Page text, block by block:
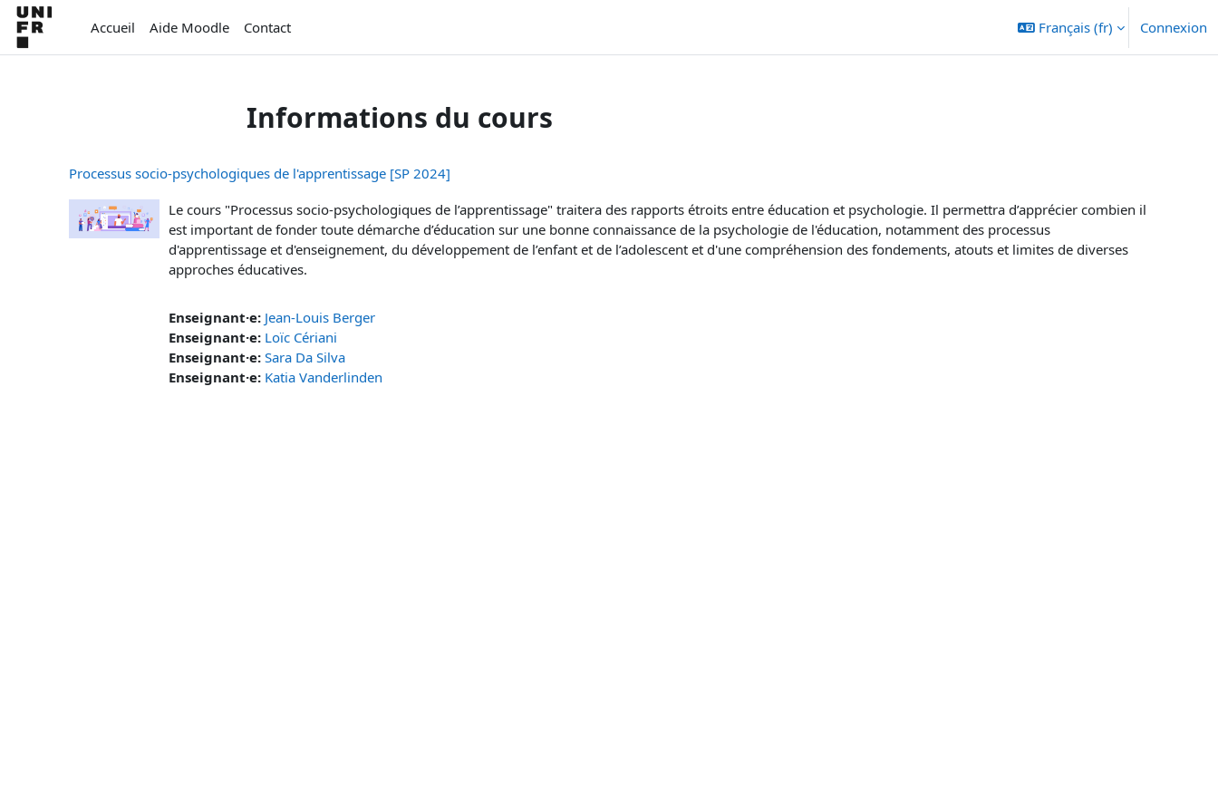
Passer au contenu principal
Accueil
Aide Moodle Contact Français ‎(fr)‎ Connexion
Informations du cours
Processus socio-psychologiques de l'apprentissage [SP 2024]
Le cours "Processus socio-psychologiques de l’apprentissage" traitera des rapports étroits entre éducation et psychologie. Il permettra d’apprécier combien il
est important de fonder toute démarche d’éducation sur une bonne connaissance de la psychologie de l'éducation, notamment des processus
d'apprentissage et d'enseignement, du développement de l’enfant et de l’adolescent et d'une compréhension des fondements, atouts et limites de diverses
approches éducatives.
Enseignant·e: Jean-Louis Berger
Enseignant·e: Loïc Cériani
Enseignant·e: Sara Da Silva
Enseignant·e: Katia Vanderlinden